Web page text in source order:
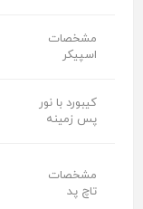
مشخصات
اسپیکر
کیبورد با نور
پس زمینه
مشخصات
تاچ پد